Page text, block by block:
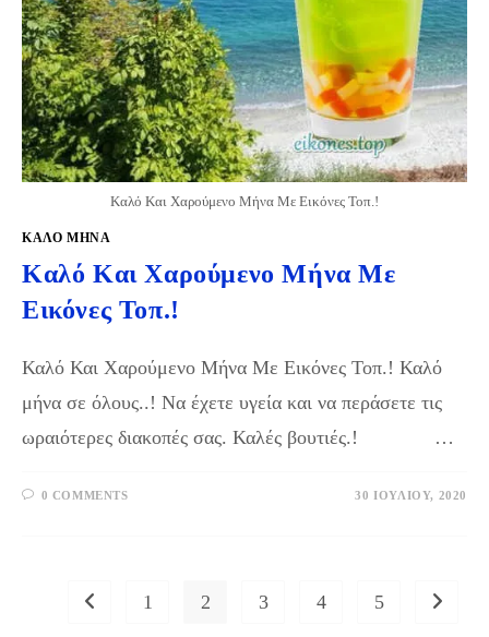
Καλό Και Χαρούμενο Μήνα Με Εικόνες Τοπ.!
ΚΑΛΟ ΜΗΝΑ
Καλό Και Χαρούμενο Μήνα Με
Εικόνες Τοπ.!
Καλό Και Χαρούμενο Μήνα Με Εικόνες Τοπ.! Καλό
μήνα σε όλους..! Nα έχετε υγεία και να περάσετε τις
ωραιότερες διακοπές σας. Καλές βουτιές.! …
0 COMMENTS 30 ΙΟΥΛΊΟΥ, 2020
Go to the previous page
1 2 3 4 5 Go to